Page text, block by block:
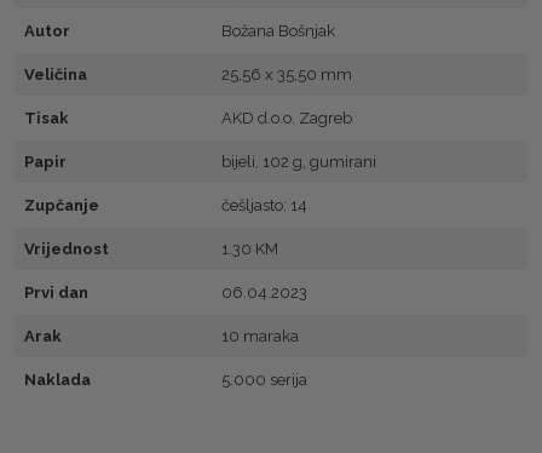
Autor Božana Bošnjak
Veličina 25,56 x 35,50 mm
Tisak AKD d.o.o. Zagreb
Papir bijeli, 102 g, gumirani
Zupčanje češljasto: 14
Vrijednost 1.30 KM
Prvi dan 06.04.2023
Arak 10 maraka
Naklada 5.000 serija